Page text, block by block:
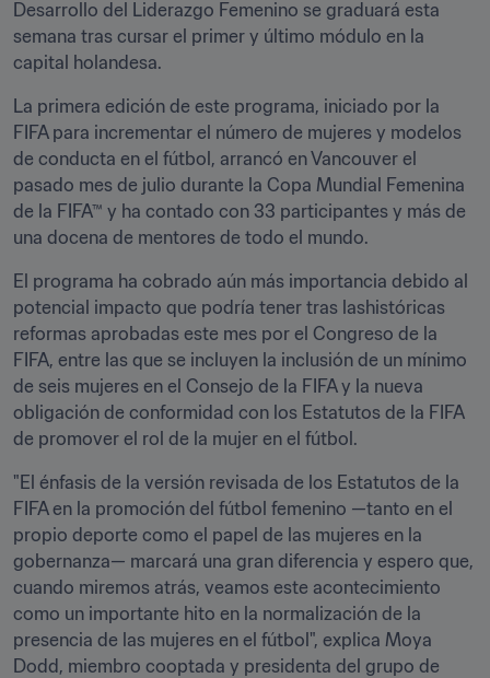
Desarrollo del Liderazgo Femenino se graduará esta
semana tras cursar el primer y último módulo en la
capital holandesa.
La primera edición de este programa, iniciado por la
FIFA para incrementar el número de mujeres y modelos
de conducta en el fútbol, arrancó en Vancouver el
pasado mes de julio durante la Copa Mundial Femenina
de la FIFA™ y ha contado con 33 participantes y más de
una docena de mentores de todo el mundo.
El programa ha cobrado aún más importancia debido al
potencial impacto que podría tener tras lashistóricas
reformas aprobadas este mes por el Congreso de la
FIFA, entre las que se incluyen la inclusión de un mínimo
de seis mujeres en el Consejo de la FIFA y la nueva
obligación de conformidad con los Estatutos de la FIFA
de promover el rol de la mujer en el fútbol.
"El énfasis de la versión revisada de los Estatutos de la
FIFA en la promoción del fútbol femenino —tanto en el
propio deporte como el papel de las mujeres en la
gobernanza— marcará una gran diferencia y espero que,
cuando miremos atrás, veamos este acontecimiento
como un importante hito en la normalización de la
presencia de las mujeres en el fútbol", explica Moya
Dodd, miembro cooptada y presidenta del grupo de